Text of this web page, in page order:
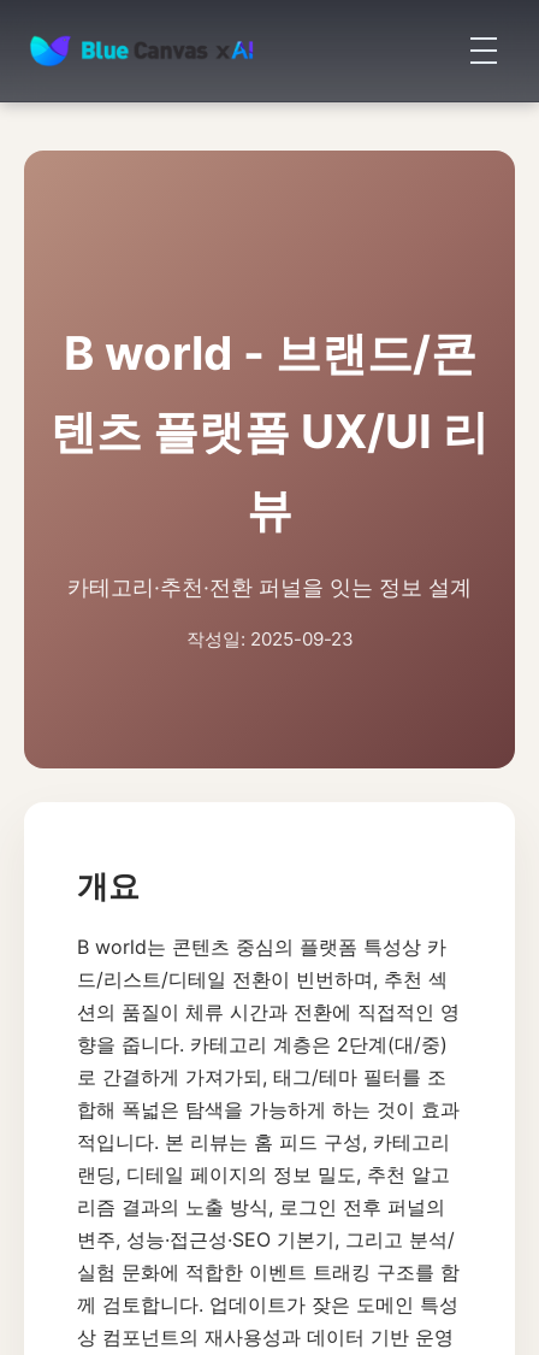
BLUECANVAS
메
뉴
기
B world - 브랜드/콘
텐츠 플랫폼 UX/UI 리
뷰
카테고리·추천·전환 퍼널을 잇는 정보 설계
작성일: 2025-09-23
개요
B world는 콘텐츠 중심의 플랫폼 특성상 카
드/리스트/디테일 전환이 빈번하며, 추천 섹
션의 품질이 체류 시간과 전환에 직접적인 영
향을 줍니다. 카테고리 계층은 2단계(대/중)
로 간결하게 가져가되, 태그/테마 필터를 조
합해 폭넓은 탐색을 가능하게 하는 것이 효과
적입니다. 본 리뷰는 홈 피드 구성, 카테고리
랜딩, 디테일 페이지의 정보 밀도, 추천 알고
리즘 결과의 노출 방식, 로그인 전후 퍼널의
변주, 성능·접근성·SEO 기본기, 그리고 분석/
실험 문화에 적합한 이벤트 트래킹 구조를 함
께 검토합니다. 업데이트가 잦은 도메인 특성
상 컴포넌트의 재사용성과 데이터 기반 운영